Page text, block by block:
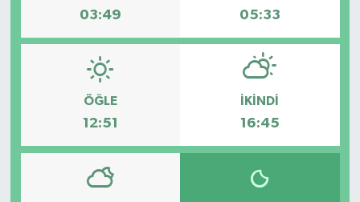
03:49 05:33
ÖĞLE
12:51
İKINDI
16:45